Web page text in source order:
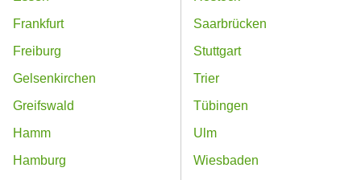
Frankfurt
Freiburg
Gelsenkirchen
Greifswald
Hamm
Hamburg
Saarbrücken
Stuttgart
Trier
Tübingen
Ulm
Wiesbaden